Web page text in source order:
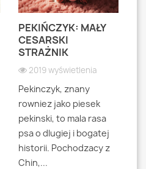
PEKIŃCZYK: MAŁY
CESARSKI
STRAŻNIK
2019 wyświetlenia
Pekinczyk, znany
rowniez jako piesek
pekinski, to mala rasa
psa o dlugiej i bogatej
historii. Pochodzacy z
Chin,...